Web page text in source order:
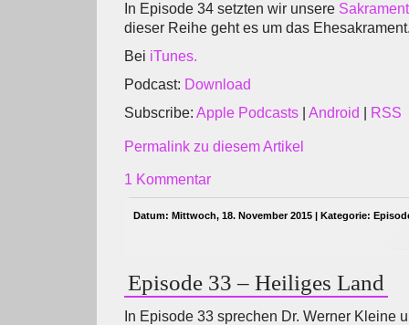
In Episode 34 setzten wir unsere
dieser Reihe geht es um das
Bei iTunes.
Podcast: Download
Subscribe: Apple Podcasts Android RSS
Permalink zu diesem Artikel
1 Kommentar
Datum: Mittwoch, 18. November 2015 | Kategorie:
Episode 33 – Heiliges Land
In Episode 33 sprechen Dr. Werner Kleine